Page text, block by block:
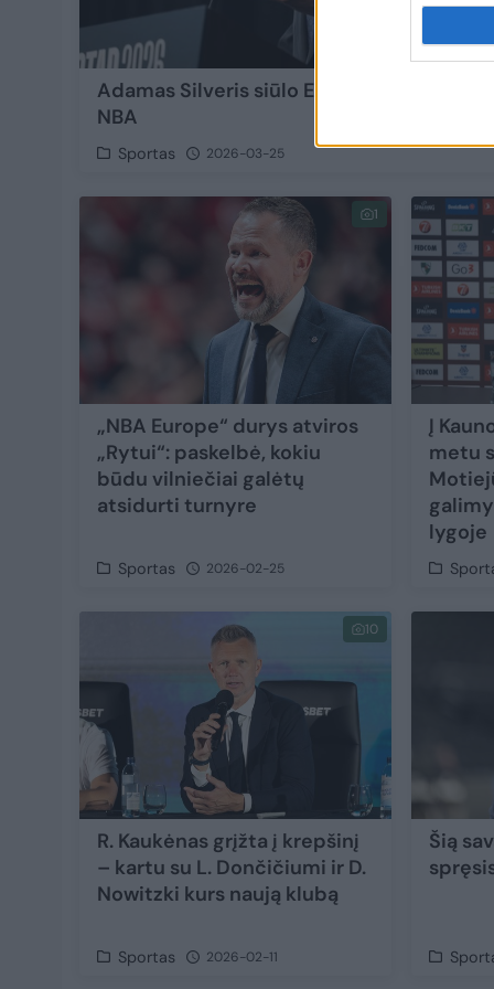
Adamas Silveris siūlo Eurolygai vienytis su
NBA
Sportas 2026-03-25
1
„NBA Europe“ durys atviros
„Rytui“: paskelbė, kokiu
būdu vilniečiai galėtų
atsidurti turnyre
Sportas 2026-02-25
Į
metu
lygoje
10
R. Kaukėnas grįžta į krepšinį
– kartu su L. Dončičiumi ir D.
Nowitzki kurs naują klubą
Sportas 2026-02-11
Šią